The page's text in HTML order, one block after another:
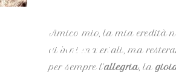
cielo
Amico mio, la mia eredità
di beni materiali, ma
per sempre l’allegria, la